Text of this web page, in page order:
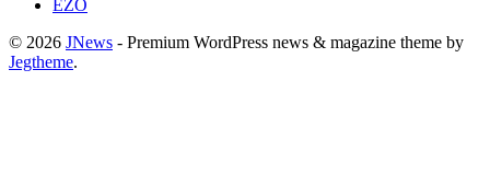
EZO
© 2026 JNews - Premium WordPress news & magazine theme by
Jegtheme.